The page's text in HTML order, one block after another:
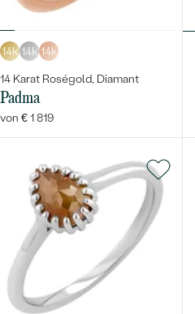
14k 14k 14k
14 Karat Roségold, Diamant
Padma
von € 1 819